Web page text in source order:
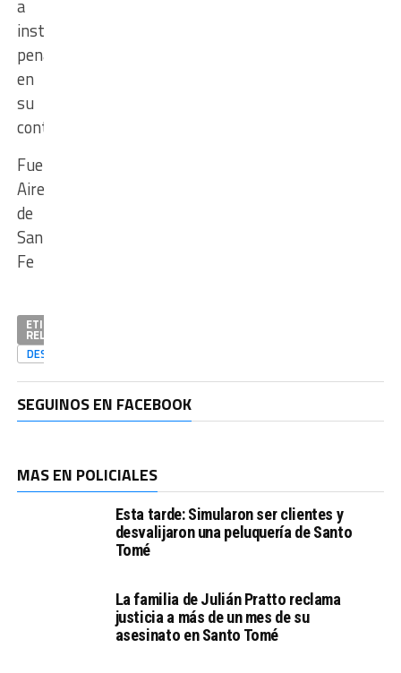
a
instar
penalmente
en
su
contra.
Fuente:
Aire
de
Santa
Fe
ETIQUETAS
RELACIONADAS
DESTACADAS
SEGUINOS EN FACEBOOK
MAS EN POLICIALES
Esta tarde: Simularon ser clientes y
desvalijaron una peluquería de Santo
Tomé
La familia de Julián Pratto reclama
justicia a más de un mes de su
asesinato en Santo Tomé